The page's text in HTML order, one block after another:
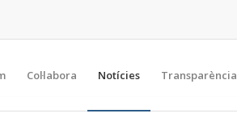
Col·labora Notícies Transparència